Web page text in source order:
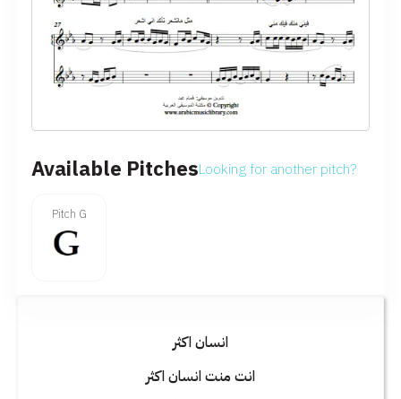
Available PitchesLooking for another pitch?
Pitch G
انسان اكثر
انت منت انسان اكثر